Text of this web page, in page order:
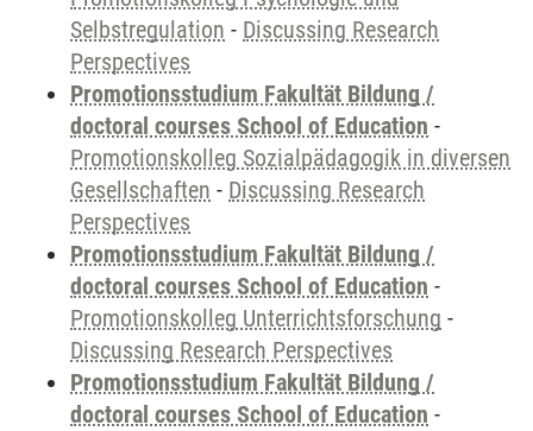
Selbstregulation - Discussing Research
Perspectives
Promotionsstudium Fakultät Bildung /
doctoral courses School of Education -
Promotionskolleg Sozialpädagogik in diversen
Gesellschaften - Discussing Research
Perspectives
Promotionsstudium Fakultät Bildung /
doctoral courses School of Education -
Promotionskolleg Unterrichtsforschung -
Discussing Research Perspectives
Promotionsstudium Fakultät Bildung /
doctoral courses School of Education -